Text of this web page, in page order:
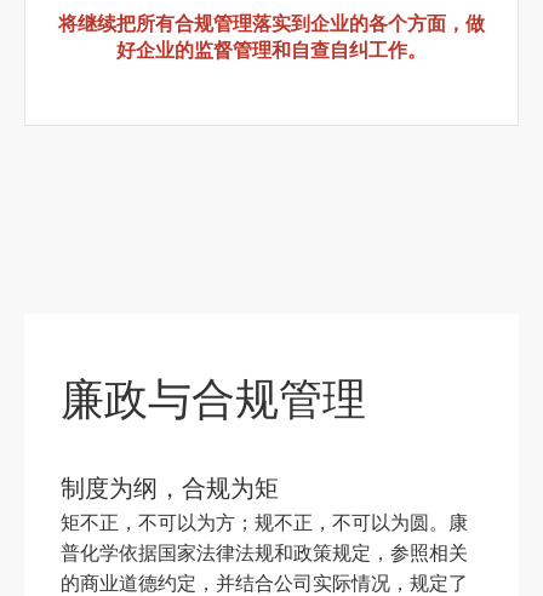
将继续把所有合规管理落实到企业的各个方面，做
好企业的监督管理和自查自纠工作。
廉政与合规管理
制度为纲，合规为矩
矩不正，不可以为方；规不正，不可以为圆。康
普化学依据国家法律法规和政策规定，参照相关
的商业道德约定，并结合公司实际情况，规定了